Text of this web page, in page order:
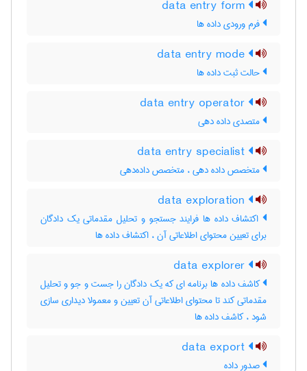
فرم ورودی داده ها
حالت ثبت داده ها
متصدی داده دهی
متخصص داده دهی ، متخصص داده‌دهی
اکتشاف داده ها فرایند جستجو و تحلیل مقدماتی یک دادگان
برای تعیین محتوای اطلاعاتی آن ، اکتشاف داده ‌ها
کاشف داده ها برنامه ای که یک دادگان را جست و جو و تحلیل
مقدماتی کند تا محتوای اطلاعاتی آن تعیین و معمولا دیداری سازی
شود ، کاشف داده ‌ها
صدور داده